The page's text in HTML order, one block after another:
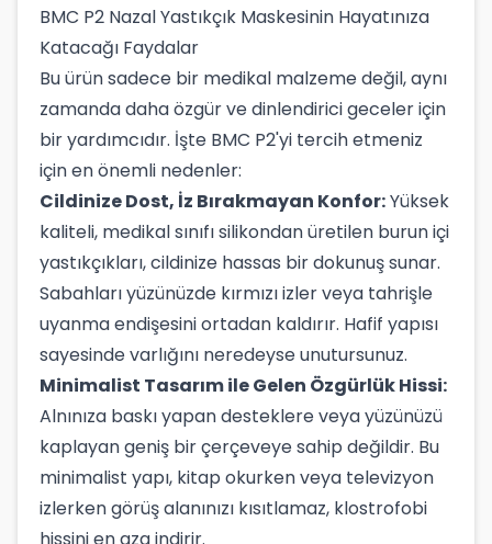
BMC P2 Nazal Yastıkçık Maskesinin Hayatınıza
Katacağı Faydalar
Bu ürün sadece bir medikal malzeme değil, aynı
zamanda daha özgür ve dinlendirici geceler için
bir yardımcıdır. İşte BMC P2'yi tercih etmeniz
için en önemli nedenler:
Cildinize Dost, İz Bırakmayan Konfor:Yüksek
kaliteli, medikal sınıfı silikondan üretilen burun içi
yastıkçıkları, cildinize hassas bir dokunuş sunar.
Sabahları yüzünüzde kırmızı izler veya tahrişle
uyanma endişesini ortadan kaldırır. Hafif yapısı
sayesinde varlığını neredeyse unutursunuz.
Minimalist Tasarım ile Gelen Özgürlük Hissi:
Alnınıza baskı yapan desteklere veya yüzünüzü
kaplayan geniş bir çerçeveye sahip değildir. Bu
minimalist yapı, kitap okurken veya televizyon
izlerken görüş alanınızı kısıtlamaz, klostrofobi